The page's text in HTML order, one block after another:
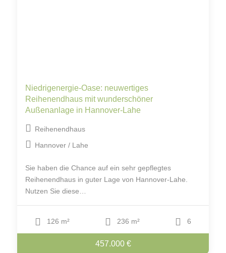
Niedrigenergie-Oase: neuwertiges
Reihenendhaus mit wunderschöner
Außenanlage in Hannover-Lahe
Reihenendhaus
Hannover / Lahe
Sie haben die Chance auf ein sehr gepflegtes
Reihenendhaus in guter Lage von Hannover-Lahe.
Nutzen Sie diese…
126 m² 236 m² 6
457.000 €